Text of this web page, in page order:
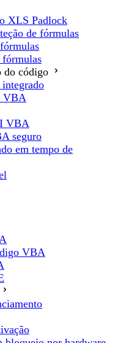
XLS Padlock
de fórmulas
fórmulas
do código
VBA
VBA
seguro
em tempo de
VBA